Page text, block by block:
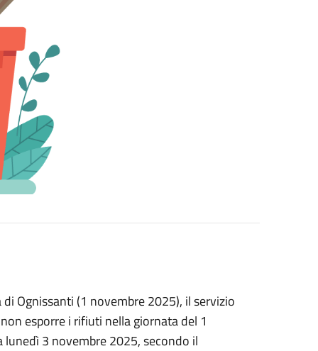
Ognissanti (1 novembre 2025), il servizio
esporre i rifiuti nella giornata del 1
3 novembre 2025, secondo il